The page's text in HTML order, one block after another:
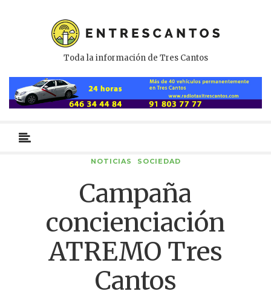
Toda la información de Tres Cantos
primario
NOTICIAS SOCIEDAD
Campaña
concienciación
ATREMO Tres
Cantos